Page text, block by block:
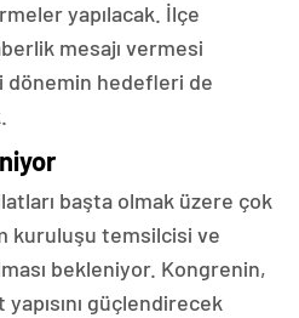
yapılacak. İlçe
mesajı vermesi
dönemin hedefleri de
başta olmak üzere çok
kuruluşu temsilcisi ve
bekleniyor. Kongrenin,
güçlendirecek